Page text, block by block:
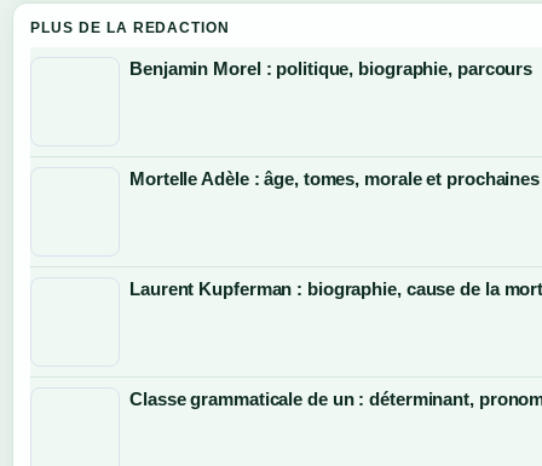
PLUS DE LA REDACTION
Benjamin Morel : politique, biographie, parcours
Mortelle Adèle : âge, tomes, morale et
Laurent Kupferman : biographie, cause de la
Classe grammaticale de un : déterminant,